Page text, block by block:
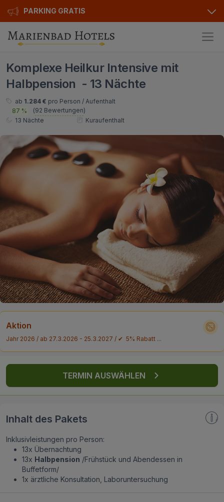
PARKING GRATIS
Hotels
Alle Hotels
Kurhotels
Golfhotels
Ensana Hotels
Orea Hotels
Angebote
Geschenkgutscheine
Bonusse
Sonderangebot
Kontakt
Kontakt
Privat Transfer
FAQ
Komplexe Heilkur Intensive mit
Halbpension - 13 Nächte
ab 1.284 € pro Person / Aufenthalt
87 %
(92 Bewertungen)
13 Nächte
Kuraufenthalt
Aktion
Jahr 2026 / ab 27.3.2026 - 25.3.2027 / ✔ 5% Rabatt ...
TERMIN AUSWÄHLEN
Inhalt des Pakets
Inklusivleistungen pro Person:
13x Übernachtung
13x Halbpension /Frühstück und Abendessen in
Buffetform/
1x ärztliche Konsultation, Laboruntersuchung